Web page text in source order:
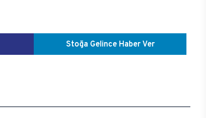
Stoğa Gelince Haber Ver